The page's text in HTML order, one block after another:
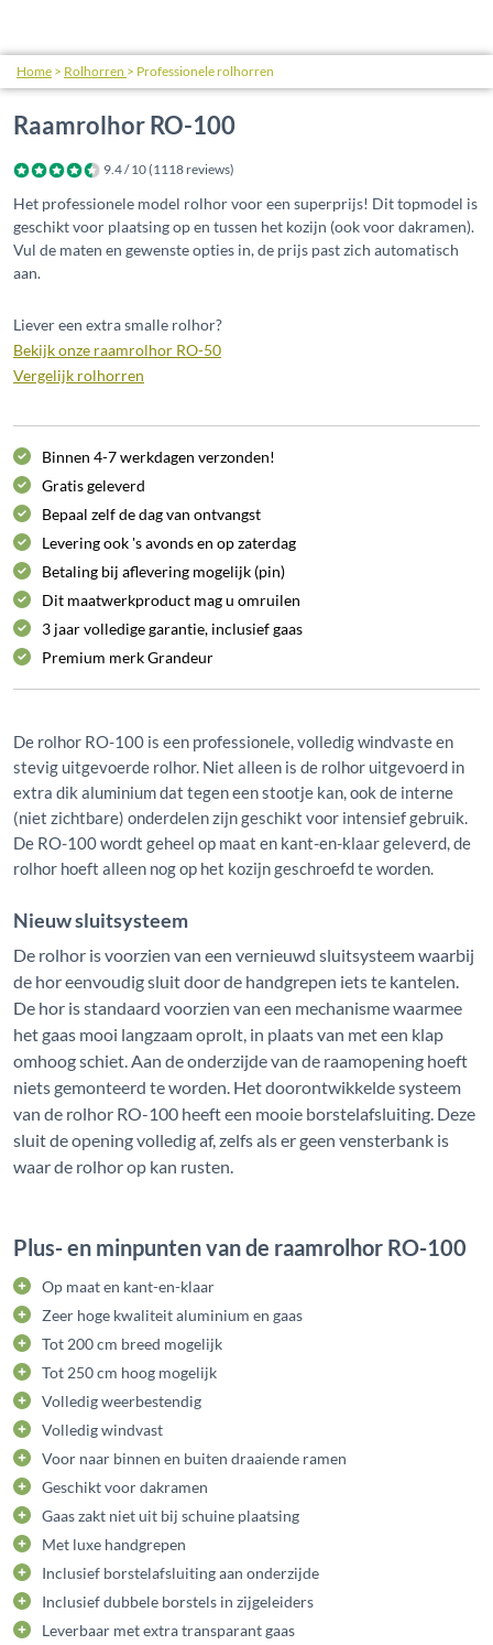
Home > Rolhorren > Professionele rolhorren
Raamrolhor RO-100
9.4/10(1118reviews)
Het professionele model rolhor voor een superprijs! Dit topmodel is
geschikt voor plaatsing op en tussen het kozijn (ook voor dakramen).
Vul de maten en gewenste opties in, de prijs past zich automatisch
aan.
Liever een extra smalle rolhor?
Bekijk onze raamrolhor RO-50
Vergelijk rolhorren
Binnen 4-7 werkdagen verzonden!
Gratis geleverd
Bepaal zelf de dag van ontvangst
Levering ook 's avonds en op zaterdag
Betaling bij aflevering mogelijk (pin)
Dit maatwerkproduct mag u omruilen
3 jaar volledige garantie, inclusief gaas
Premium merkGrandeur
De rolhor RO-100 is een professionele, volledig windvaste en
stevig uitgevoerde rolhor. Niet alleen is de rolhor uitgevoerd in
extra dik aluminium dat tegen een stootje kan, ook de interne
(niet zichtbare) onderdelen zijn geschikt voor intensief gebruik.
De RO-100 wordt geheel op maat en kant-en-klaar geleverd, de
rolhor hoeft alleen nog op het kozijn geschroefd te worden.
Nieuw sluitsysteem
De rolhor is voorzien van een vernieuwd sluitsysteem waarbij
de hor eenvoudig sluit door de handgrepen iets te kantelen.
De hor is standaard voorzien van een mechanisme waarmee
het gaas mooi langzaam oprolt, in plaats van met een klap
omhoog schiet. Aan de onderzijde van de raamopening hoeft
niets gemonteerd te worden. Het doorontwikkelde systeem
van de rolhor RO-100 heeft een mooie borstelafsluiting. Deze
sluit de opening volledig af, zelfs als er geen vensterbank is
waar de rolhor op kan rusten.
Plus- en minpunten van de raamrolhor RO-100
Op maat en kant-en-klaar
Zeer hoge kwaliteit aluminium en gaas
Tot 200 cm breed mogelijk
Tot 250 cm hoog mogelijk
Volledig weerbestendig
Volledig windvast
Voor naar binnen en buiten draaiende ramen
Geschikt voor dakramen
Gaas zakt niet uit bij schuine plaatsing
Met luxe handgrepen
Inclusief borstelafsluiting aan onderzijde
Inclusief dubbele borstels in zijgeleiders
Leverbaar met extra transparant gaas